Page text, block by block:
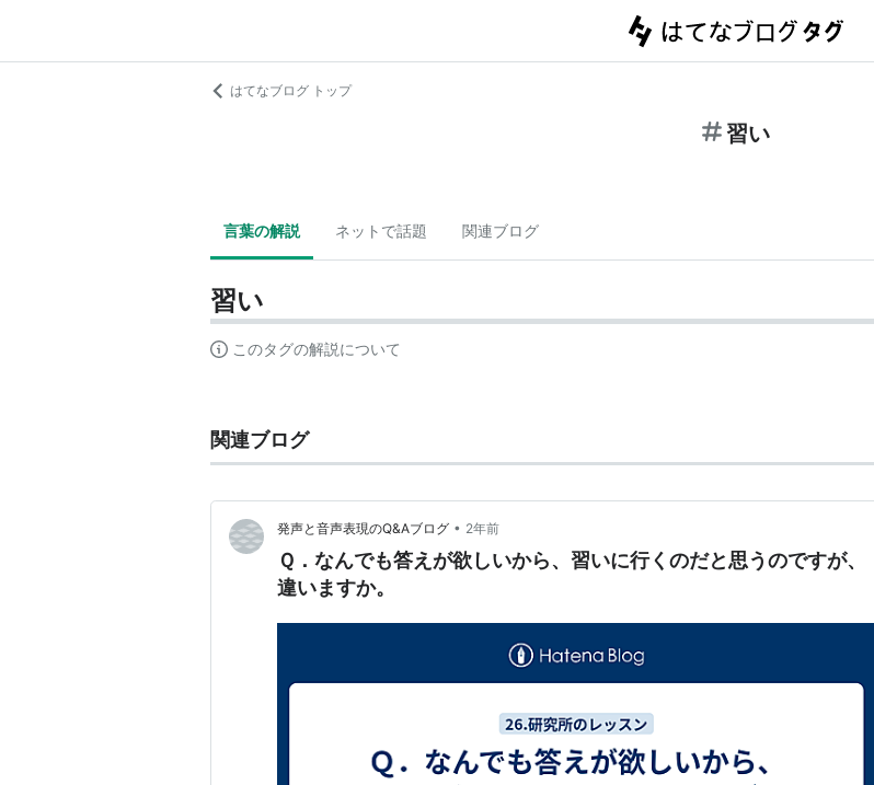
はてなブログ トップ
習い
言葉の解説 ネットで話題 関連ブログ
習い
このタグの解説について
関連ブログ
発声と音声表現のQ&Aブログ • 2年前
Ｑ．なんでも答えが欲しいから、習いに行くのだと思うのですが、
違いますか。